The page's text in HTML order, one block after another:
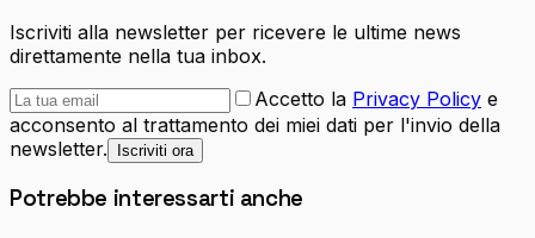
Iscriviti alla newsletter per ricevere le ultime news
direttamente nella tua inbox.
Accetto la Privacy Policy e
acconsento al trattamento dei miei dati per l'invio della
newsletter.
Iscriviti ora
Potrebbe interessarti anche